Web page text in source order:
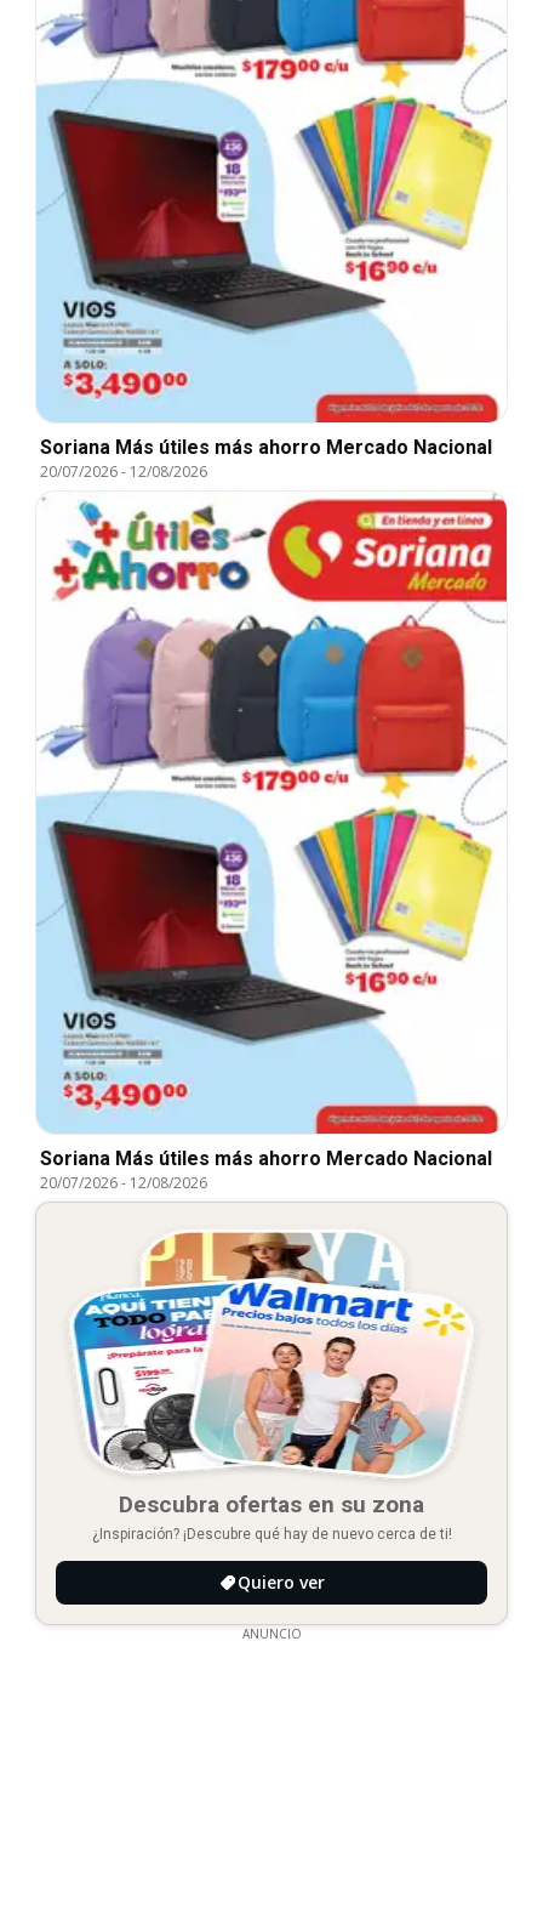
Soriana Más útiles más ahorro Mercado Nacional
20/07/2026- 12/08/2026
Soriana Más útiles más ahorro Mercado Nacional
20/07/2026- 12/08/2026
Descubra ofertas en su zona
¿Inspiración? ¡Descubre qué hay de nuevo cerca de ti!
Quiero ver
ANUNCIO